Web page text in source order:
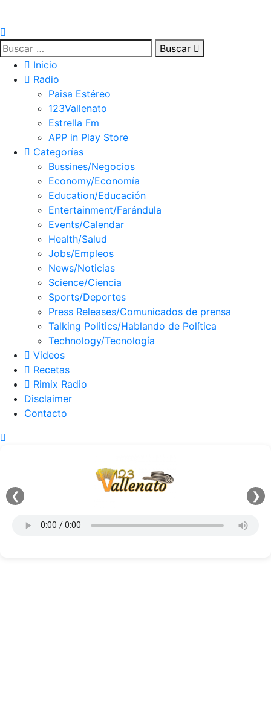
Buscar
Inicio
Radio
Paisa Estéreo
123Vallenato
Estrella Fm
APP in Play Store
Categorías
Bussines/Negocios
Economy/Economía
Education/Educación
Entertainment/Farándula
Events/Calendar
Health/Salud
Jobs/Empleos
News/Noticias
Science/Ciencia
Sports/Deportes
Press Releases/Comunicados de prensa
Talking Politics/Hablando de Política
Technology/Tecnología
Videos
Recetas
Rimix Radio
Disclaimer
Contacto
❮ ❯